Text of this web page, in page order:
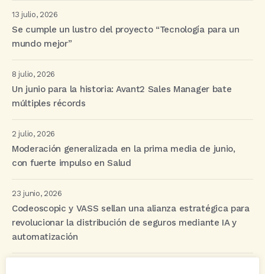
13 julio, 2026
Se cumple un lustro del proyecto “Tecnología para un
mundo mejor”
8 julio, 2026
Un junio para la historia: Avant2 Sales Manager bate
múltiples récords
2 julio, 2026
Moderación generalizada en la prima media de junio,
con fuerte impulso en Salud
23 junio, 2026
Codeoscopic y VASS sellan una alianza estratégica para
revolucionar la distribución de seguros mediante IA y
automatización